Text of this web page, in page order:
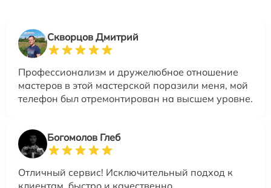
Скворцов Дмитрий
Профессионализм и дружелюбное отношение
мастеров в этой мастерской поразили меня, мой
телефон был отремонтирован на высшем уровне.
Богомолов Глеб
Отличный сервис! Исключительный подход к